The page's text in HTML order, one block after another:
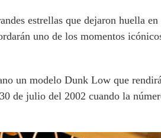
estrellas que dejaron huella
uno de los momentos
un modelo Dunk Low que
de julio del 2002 cuando la